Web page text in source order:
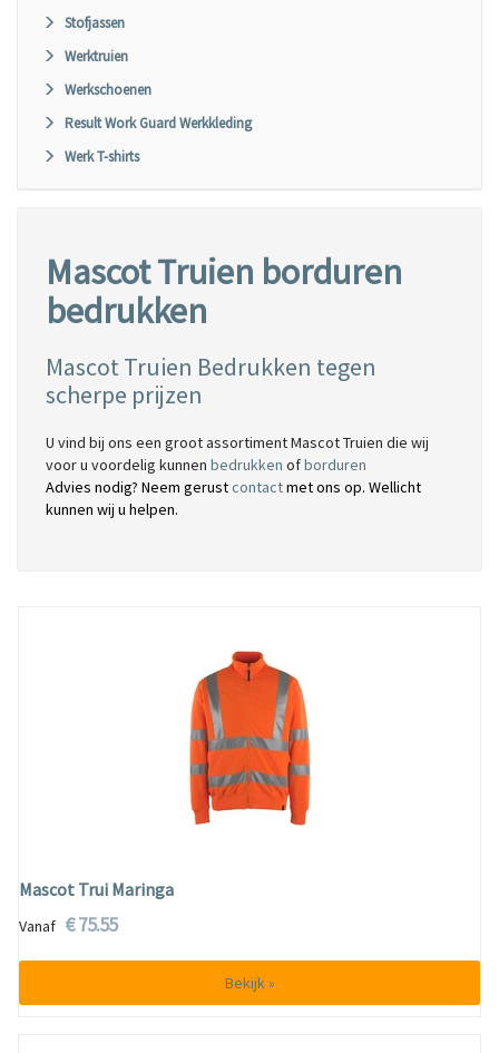
Stofjassen
Werktruien
Werkschoenen
Result Work Guard Werkkleding
Werk T-shirts
Mascot Truien borduren
bedrukken
Mascot Truien Bedrukken tegen
scherpe prijzen
U vind bij ons een groot assortiment Mascot Truien die wij
voor u voordelig kunnen bedrukken ofborduren
Advies nodig? Neem gerustcontactmet ons op. Wellicht
kunnen wij u helpen.
Mascot Trui Maringa
Vanaf € 75.55
Bekijk »